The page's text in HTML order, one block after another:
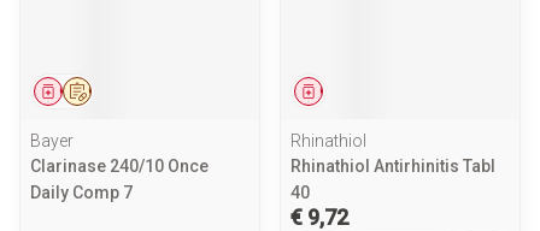
Op voorschrift
Geneesmiddel
Bayer
Clarinase 240/10 Once
Daily Comp 7
Geneesmiddel
Rhinathiol
Rhinathiol Antirhinitis Tabl
40
€ 9,72